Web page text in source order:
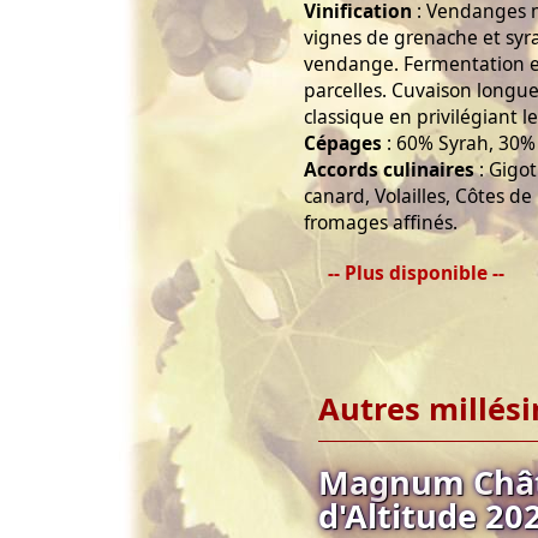
Vinification : Vendanges
vignes de grenache et
vendange. Fermentation
parcelles. Cuvaison
classique en privilégiant
Cépages : 60% Syrah,
Accords culinaires: Gigot
canard, Volailles, Côtes
fromages affinés.
-- Plus disponible --
Autres
Magnum
d'Altitude